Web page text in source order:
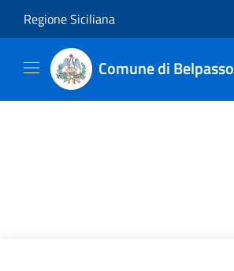
Regione Siciliana
Comune di Belpasso